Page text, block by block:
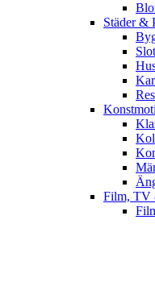
Städer &
Film, TV